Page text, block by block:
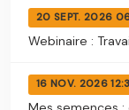
20 SEPT. 2026
Webinaire :
16 NOV. 2026